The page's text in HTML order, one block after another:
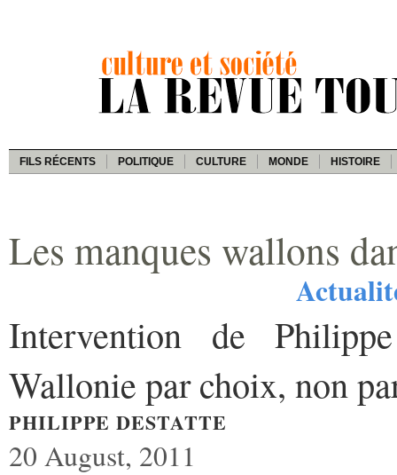
FILS RÉCENTS POLITIQUE CULTURE MONDE HISTOIRE
Les manques wallons
Intervention de
Wallonie par choix, non
PHILIPPE DESTATTE
20 August, 2011